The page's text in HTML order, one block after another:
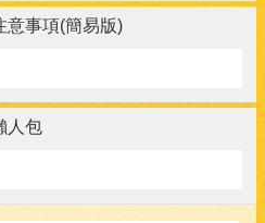
意事項(簡易版)
人包